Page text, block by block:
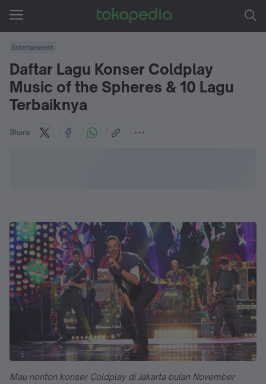
Entertainment
Daftar Lagu Konser Coldplay
Music of the Spheres & 10 Lagu
Terbaiknya
Share
Mau nonton konser Coldplay di Jakarta bulan November